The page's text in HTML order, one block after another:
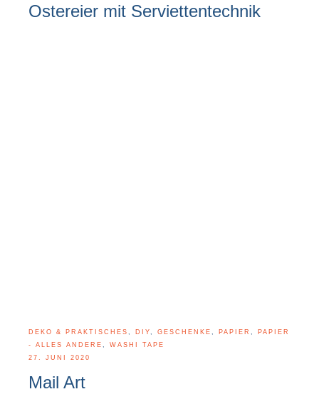
Ostereier mit Serviettentechnik
DEKO & PRAKTISCHES DIY GESCHENKE PAPIER
PAPIER
- ALLES ANDERE
WASHI TAPE
27. JUNI 2020
Mail Art